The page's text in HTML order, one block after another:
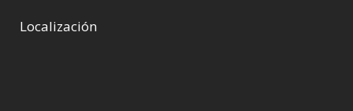
Localización